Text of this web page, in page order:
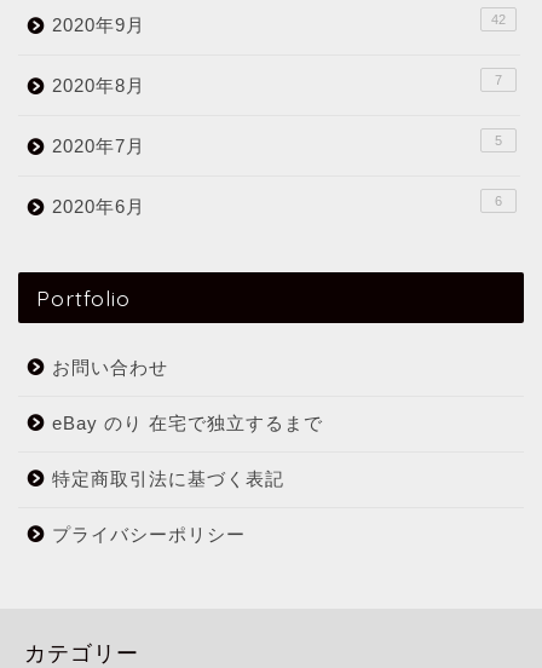
2020年9月 42
2020年8月 7
2020年7月 5
2020年6月 6
Portfolio
お問い合わせ
eBay のり 在宅で独立するまで
特定商取引法に基づく表記
プライバシーポリシー
カテゴリー